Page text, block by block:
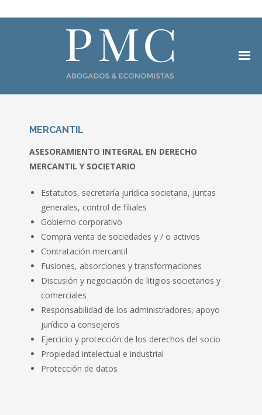
EQUIPO
- MERCANTIL
- FISCAL
- PROCESAL
- ADMINISTRATIVO
- LABORAL
- CIVIL
MERCANTIL
ASESORAMIENTO INTEGRAL EN DERECHO
MERCANTIL Y SOCIETARIO
Estatutos, secretaría jurídica societaria, juntas
generales, control de filiales
Gobierno corporativo
Compra venta de sociedades y / o activos
Contratación mercantil
Fusiones, absorciones y transformaciones
Discusión y negociación de litigios societarios y
comerciales
Responsabilidad de los administradores, apoyo
jurídico a consejeros
Ejercicio y protección de los derechos del socio
Propiedad intelectual e industrial
Protección de datos